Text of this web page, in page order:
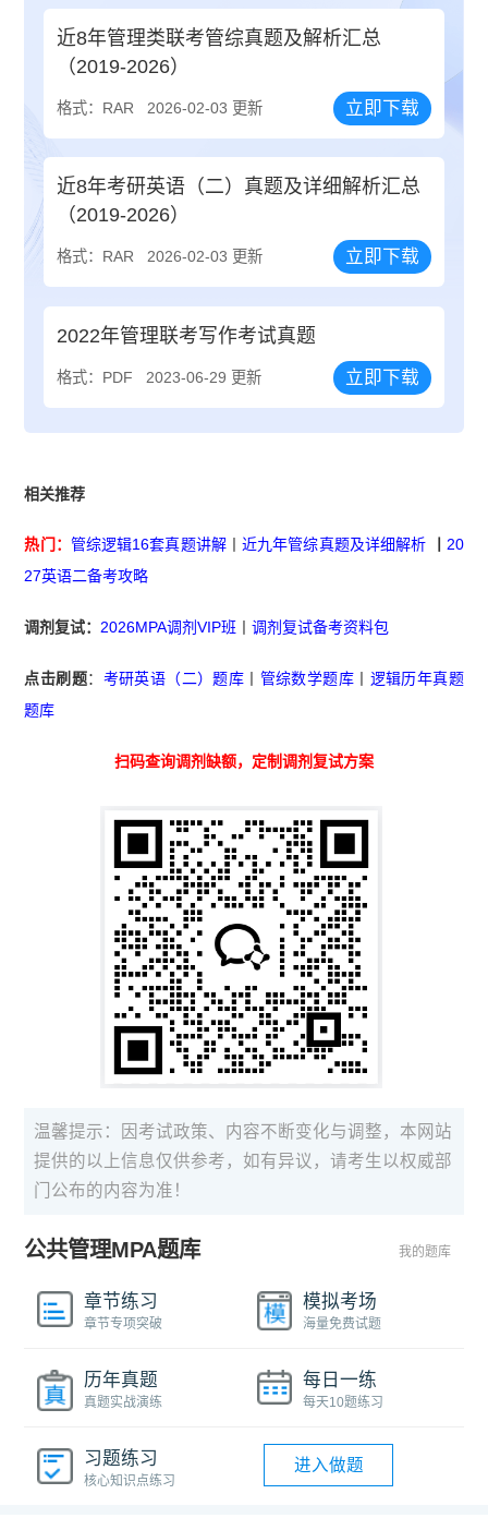
近8年管理类联考管综真题及解析汇总
（2019-2026）
格式：RAR 2026-02-03 更新 立即下载
近8年考研英语（二）真题及详细解析汇总
（2019-2026）
格式：RAR 2026-02-03 更新 立即下载
2022年管理联考写作考试真题
格式：PDF 2023-06-29 更新 立即下载
相关推荐
热门： 管综逻辑16套真题讲解丨近九年管综真题及详细解析
20
27英语二备考攻略
调剂复试：2026MPA调剂VIP班 丨调剂复试备考资料包
点击刷题： 考研英语（二）题库 管综数学题库
逻辑历年真题
题库
扫码查询调剂缺额，定制调剂复试方案
温馨提示：因考试政策、内容不断变化与调整，本网站
提供的以上信息仅供参考，如有异议，请考生以权威部
门公布的内容为准！
公共管理MPA题库 我的题库
章节练习
章节专项突破
模拟考场
海量免费试题
历年真题
真题实战演练
每日一练
每天10题练习
习题练习
核心知识点练习
进入做题